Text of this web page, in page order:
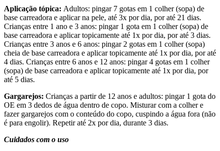
Aplicação tópica: Adultos: pingar 7 gotas em 1 colher (sopa) de
base carreadora e aplicar na pele, até 3x por dia, por até 21 dias.
Crianças entre 1 ano e 3 anos: pingar 1 gota em 1 colher (sopa) de
base carreadora e aplicar topicamente até 1x por dia, por até 3 dias.
Crianças entre 3 anos e 6 anos: pingar 2 gotas em 1 colher (sopa)
cheia de base carreadora e aplicar topicamente até 1x por dia, por até
4 dias. Crianças entre 6 anos e 12 anos: pingar 4 gotas em 1 colher
(sopa) de base carreadora e aplicar topicamente até 1x por dia, por
até 5 dias.
Gargarejos: Crianças a partir de 12 anos e adultos: pingar 1 gota do
OE em 3 dedos de água dentro de copo. Misturar com a colher e
fazer gargarejos com o conteúdo do copo, cuspindo a água fora (não
é para engolir). Repetir até 2x por dia, durante 3 dias.
Cuidados com o uso